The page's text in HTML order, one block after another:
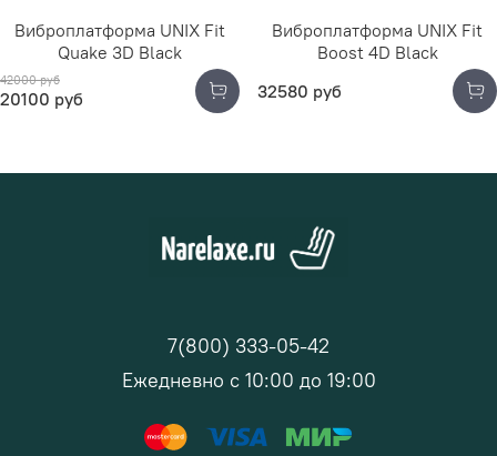
Виброплатформа UNIX Fit
Quake 3D Black
42000 руб
20100 руб
Виброплатформа UNIX Fit
Boost 4D Black
32580 руб
7(800) 333-05-42
Ежедневно с 10:00 до 19:00